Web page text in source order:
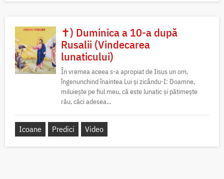
✝) Duminica a 10-a după
Rusalii (Vindecarea
lunaticului)
În vremea aceea s-a apropiat de Iisus un om,
îngenunchind înaintea Lui și zicându-I: Doamne,
miluiește pe fiul meu, că este lunatic și pătimește
rău, căci adesea...
Icoane Predici Video